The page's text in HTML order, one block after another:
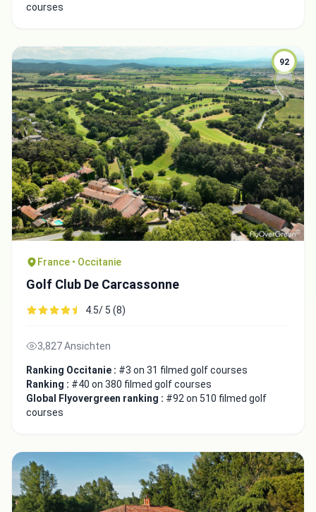
courses
92
France • Occitanie
Golf Club De Carcassonne
4.5/ 5 (8)
3,827 Ansichten
Ranking Occitanie : #3 on 31 filmed golf courses
Ranking : #40 on 380 filmed golf courses
Global Flyovergreen ranking : #92 on 510 filmed golf
courses
Integrate video
Video choice: